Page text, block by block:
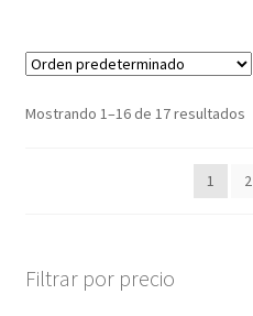
Mostrando 1–16 de 17 resultados
1 2
Filtrar por precio